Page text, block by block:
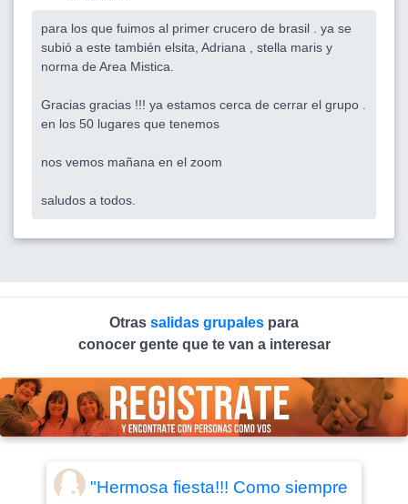
para los que fuimos al primer crucero de brasil . ya se
subió a este también elsita, Adriana , stella maris y
norma de Area Mistica.
Gracias gracias !!! ya estamos cerca de cerrar el grupo .
en los 50 lugares que tenemos
nos vemos mañana en el zoom
saludos a todos.
Otras salidas grupales para
conocer gente que te van a interesar
"Hermosa fiesta!!! Como siempre